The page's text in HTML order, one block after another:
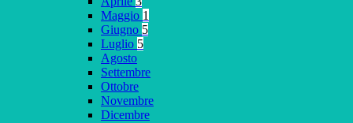
Maggio 1
Giugno 5
Luglio 5
Agosto
Settembre
Ottobre
Novembre
Dicembre